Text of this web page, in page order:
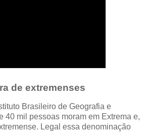
de extremenses
Brasileiro de Geografia e
40 mil pessoas moram em Extrema e,
Legal essa denominação